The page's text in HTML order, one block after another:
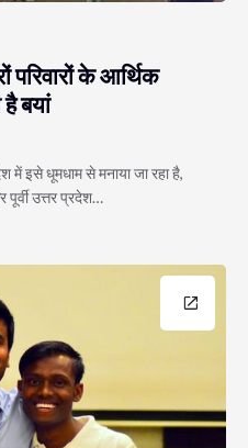
के आर्थिक
बयां
में इसे धूमधाम से मनाया जा रहा है,
उत्तर प्रदेश…